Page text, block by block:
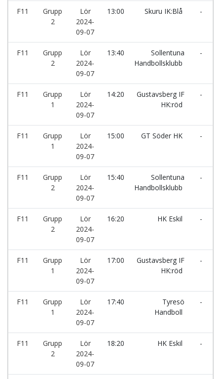
F11
Grupp
2
Lör
2024-
09-07
13:00 Skuru IK:Blå -
F11
Grupp
2
Lör
2024-
09-07
13:40
Sollentuna
Handbollsklubb
-
F11
Grupp
1
Lör
2024-
09-07
14:20
Gustavsberg IF
HK:röd
-
F11
Grupp
1
Lör
2024-
09-07
15:00 GT Söder HK -
F11
Grupp
2
Lör
2024-
09-07
15:40
Sollentuna
Handbollsklubb
-
F11
Grupp
2
Lör
2024-
09-07
16:20 HK Eskil -
F11
Grupp
1
Lör
2024-
09-07
17:00
Gustavsberg IF
HK:röd
-
F11
Grupp
1
Lör
2024-
09-07
17:40
Tyresö
Handboll
-
F11
Grupp
2
Lör
2024-
09-07
18:20 HK Eskil -